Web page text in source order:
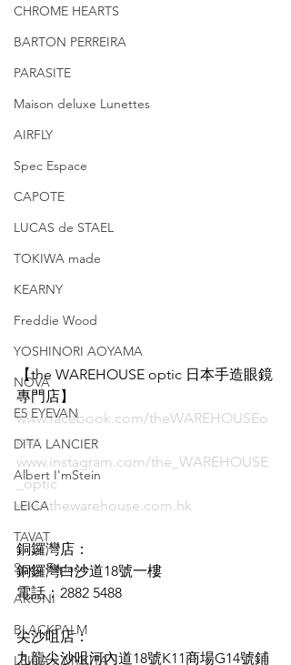
CHROME HEARTS
BARTON PERREIRA
PARASITE
Maison deluxe Lunettes
AIRFLY
Spec Espace
CAPOTE
LUCAS de STAEL
TOKIWA made
KEARNY
Freddie Wood
YOSHINORI AOYAMA
NOVA
E5 EYEVAN
DITA LANCIER
Albert I'mStein
LEICA
TAVAT
Spec Espace
AKONI
BLACKPALM
LEICA x MYKITA
【the WAREHOUSE optic 日本手造眼鏡
專門店】
www.facebook.com/theWAREHOUSEo
ptic
www.instagram.com/the_WAREHOUSE
_optic
www.thewarehouse.com.hk
銅鑼灣店：
銅鑼灣白沙道18號一樓
電話：2882 5488
尖沙咀店：
九龍尖沙咀河內道18號K11商場G14號鋪